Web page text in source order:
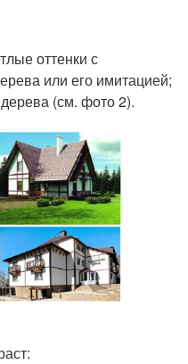
оттенки с
или его имитацией;
(см. фото 2).